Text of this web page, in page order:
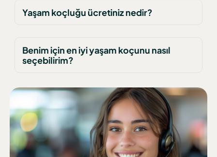
Yaşam koçluğu ücretiniz nedir?
Benim için en iyi yaşam koçunu nasıl
seçebilirim?